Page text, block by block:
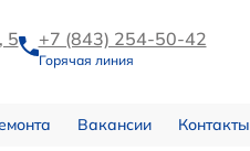
5 +7 (843) 254-50-42
Горячая линия
Вакансии Контакты